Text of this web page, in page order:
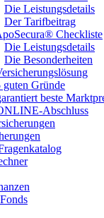
Die Leistungsdetails
Der Tarifbeitrag
Checkliste
Die Leistungsdetails
Die Besonderheiten
guten Gründe
beste
Abschluss